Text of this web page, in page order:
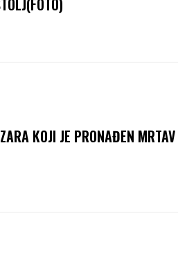
KOJI JE PRONAĐEN